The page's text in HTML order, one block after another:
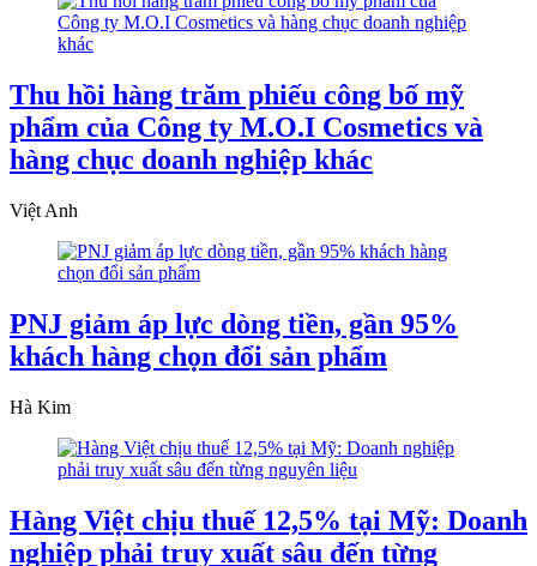
Thu hồi hàng trăm phiếu công bố mỹ
phẩm của Công ty M.O.I Cosmetics và
hàng chục doanh nghiệp khác
Việt Anh
PNJ giảm áp lực dòng tiền, gần 95%
khách hàng chọn đổi sản phẩm
Hà Kim
Hàng Việt chịu thuế 12,5% tại Mỹ: Doanh
nghiệp phải truy xuất sâu đến từng